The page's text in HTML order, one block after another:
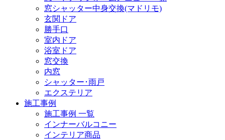
窓シャッター中身交換(マドリモ)
玄関ドア
勝手口
室内ドア
浴室ドア
窓交換
内窓
シャッター･雨戸
エクステリア
施工事例
施工事例 一覧
インナーバルコニー
インテリア商品